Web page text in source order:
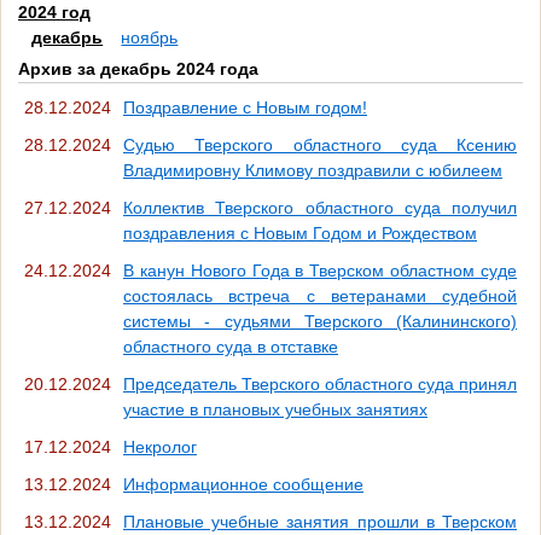
2024 год
декабрь
ноябрь
Архив за декабрь 2024 года
28.12.2024
Поздравление с Новым годом!
28.12.2024
Судью Тверского областного суда Ксению
Владимировну Климову поздравили с юбилеем
27.12.2024
Коллектив Тверского областного суда получил
поздравления с Новым Годом и Рождеством
24.12.2024
В канун Нового Года в Тверском областном суде
состоялась встреча с ветеранами судебной
системы - судьями Тверского (Калининского)
областного суда в отставке
20.12.2024
Председатель Тверского областного суда принял
участие в плановых учебных занятиях
17.12.2024
Некролог
13.12.2024
Информационное сообщение
13.12.2024
Плановые учебные занятия прошли в Тверском